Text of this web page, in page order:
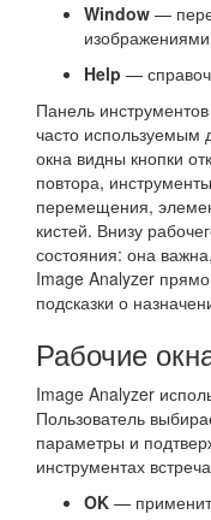
Window —
Help —
Панель
часто используемым
окна видны кнопки
повтора,
перемещения,
кистей. Внизу
состояния: она
Image Analyzer
подсказки о
Рабочие
Image Analyzer
Пользователь
параметры и
инструментах
OK —